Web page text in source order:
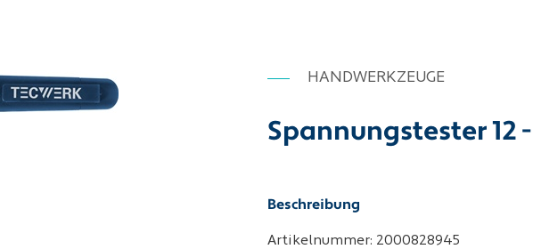
HANDWERKZEUGE
Spannungstester 12 -
Beschreibung
Artikelnummer: 2000828945